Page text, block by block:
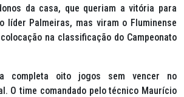
da casa, que queriam a vitória para
líder Palmeiras, mas viram o Fluminense
na classificação do Campeonato
completa oito jogos sem vencer no
O time comandado pelo técnico Maurício